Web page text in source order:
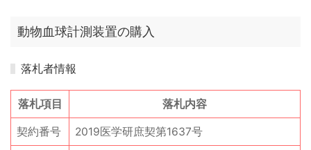
動物血球計測装置の購入
落札者情報
落札項目 落札内容
契約番号 2019医学研庶契第1637号